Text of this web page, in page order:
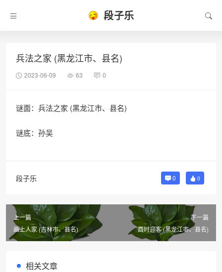
段子乐
兵法之家 (黑龙江市、县名)
2023-06-09 63 0
谜面：兵法之家 (黑龙江市、县名)
谜底：孙吴
段子乐 0 0
上一篇
画上人家 (吉林市、县名)
下一篇
酉时迎客 (黑龙江市、县名)
相关文章